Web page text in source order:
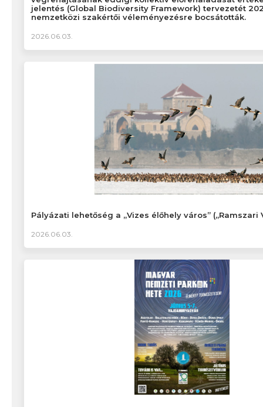
jelentés (Global Biodiversity Framework) tervezetét
nemzetközi szakértői véleményezésre bocsátották.
2026.06.03.
Pályázati lehetőség a „Vizes élőhely város” („Ramszari
2026.06.03.